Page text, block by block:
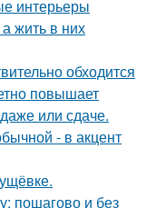
интерьеры
жить в них
обходится
повышает
или сдаче.
- в акцент
пошагово и без